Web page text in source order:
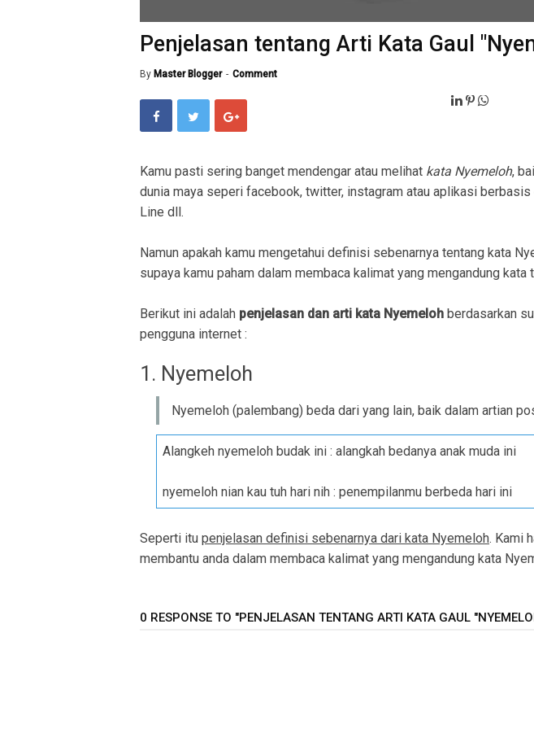
Penjelasan tentang Arti Kata Gaul
By Master Blogger Comment
Kamu pasti sering banget mendengar atau melihat kata Nyemeloh,
dunia maya seperi facebook, twitter, instagram atau aplikasi
Line dll.
Namun apakah kamu mengetahui definisi sebenarnya tentang kata
supaya kamu paham dalam membaca kalimat yang mengandung kata
Berikut ini adalah penjelasan dan arti kata Nyemeloh berdasarkan
pengguna internet :
1. Nyemeloh
Nyemeloh (palembang) beda dari yang lain, baik dalam artian
Alangkeh nyemeloh budak ini : alangkah bedanya anak muda ini
nyemeloh nian kau tuh hari nih : penempilanmu berbeda hari ini
Seperti itu penjelasan definisi sebenarnya dari kata Nyemeloh. Kami
membantu anda dalam membaca kalimat yang mengandung kata
0 RESPONSE TO "PENJELASAN TENTANG ARTI KATA GAUL